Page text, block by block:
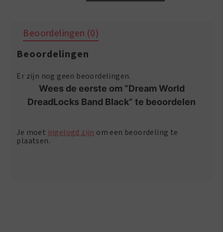
Black
aantal
Beoordelingen (0)
Beoordelingen
Er zijn nog geen beoordelingen.
Wees de eerste om “Dream World
DreadLocks Band Black” te beoordelen
Je moet ingelogd zijn om een beoordeling te
plaatsen.